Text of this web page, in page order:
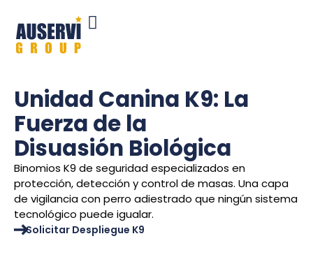
Unidad Canina K9: La
Fuerza de la
Disuasión Biológica
Binomios K9 de seguridad especializados en
protección, detección y control de masas. Una capa
de vigilancia con perro adiestrado que ningún sistema
tecnológico puede igualar.
Solicitar Despliegue K9